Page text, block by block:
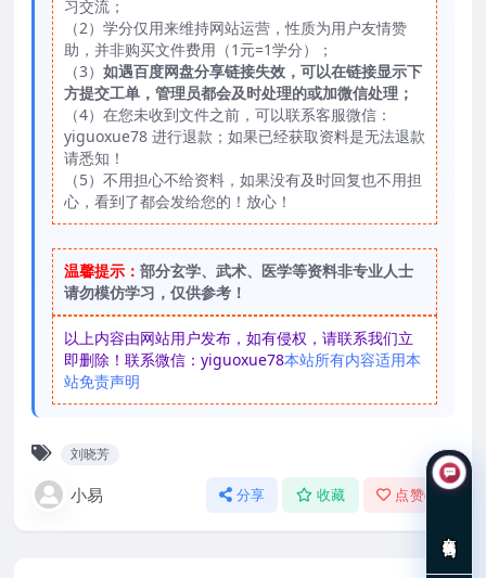
习交流；
（2）学分仅用来维持网站运营，性质为用户友情赞
助，并非购买文件费用（1元=1学分）；
（3） 如遇百度网盘分享链接失效，可以在链接显示下
方提交工单，管理员都会及时处理的或加微信处理；
（4）在您未收到文件之前，可以联系客服微信：
yiguoxue78 进行退款；如果已经获取资料是无法退款
请悉知！
（5）不用担心不给资料，如果没有及时回复也不用担
心，看到了都会发给您的！放心！
温馨提示： 部分玄学、武术、医学等资料非专业人士
请勿模仿学习，仅供参考！
以上内容由网站用户发布，如有侵权，请联系我们立
即删除！联系微信：yiguoxue78本站所有内容适用本
站免责声明
刘晓芳
小易 分享 收藏 点赞( )